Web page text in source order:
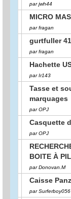
par jwh44
MICRO
par fragan
gurtfuller 41
par fragan
Hachette
par Ir143
Tasse et
marquages
par OPJ
Casquette
par OPJ
BOITE À
par Donovan.M
Caisse
par Surferboy056